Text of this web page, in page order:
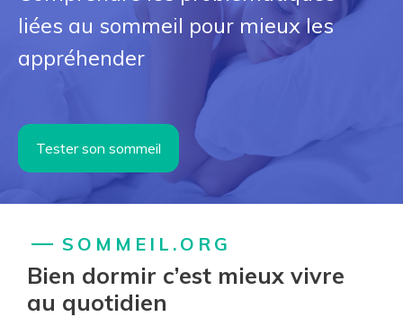
liées au sommeil pour mieux les
appréhender
Tester son sommeil
SOMMEIL.ORG
Bien dormir c’est mieux vivre
au quotidien